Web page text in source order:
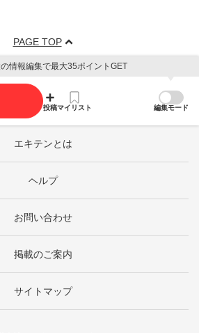
PAGE TOP
情報編集で最大35ポイントGET
投稿マイリスト 編集モード
エキテンとは
ヘルプ
お問い合わせ
掲載のご案内
サイトマップ